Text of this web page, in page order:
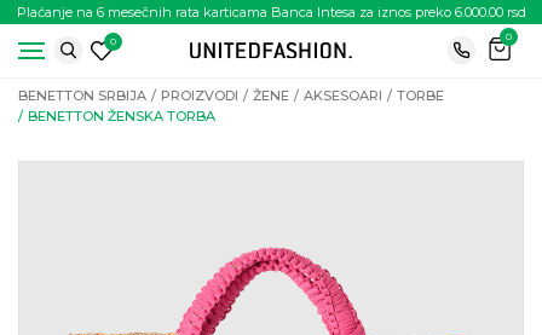
Plaćanje na 6 mesečnih rata karticama Banca Intesa za iznos preko 6.000.00 rsd
0
0
BENETTON SRBIJA PROIZVODI ŽENE AKSESOARI
TORBE
BENETTON ŽENSKA TORBA